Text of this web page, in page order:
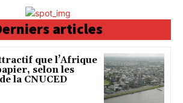
articles
que l’Afrique
selon les
la CNUCED